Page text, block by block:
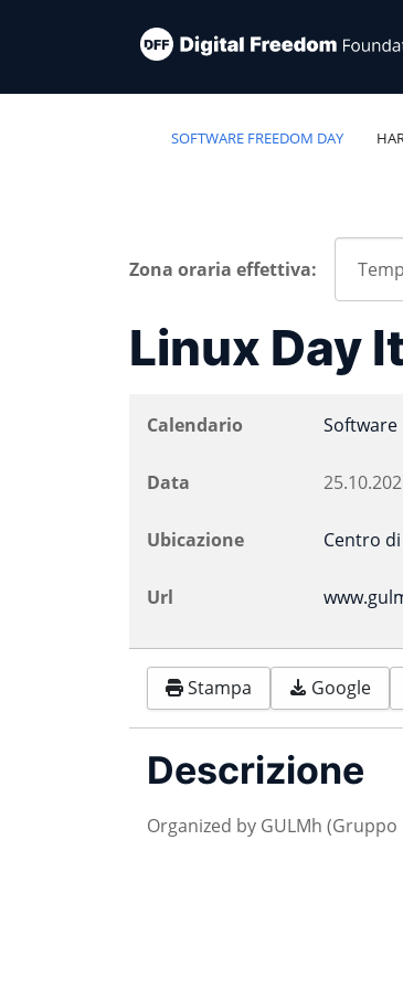
SOFTWARE FREEDOM DAY
Zona oraria effettiva:
Linux Day
Calendario Software
Data
Ubicazione Centro
Url
Stampa Google
Descrizione
Organized by GULMh